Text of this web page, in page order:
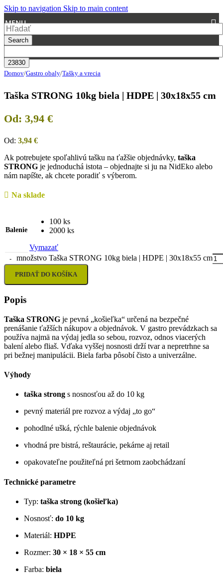
Skip to navigation Skip to main content
MENU
Search
Domov/Gastro obaly/Tašky a vrecia
Taška STRONG 10kg biela | HDPE | 30x18x55 cm
Od: 3,94 €
Od: 3,94 €
Ak potrebujete spoľahlivú tašku na ťažšie objednávky, taška
STRONG je jednoduchá istota – objednajte si ju na NidEko alebo
nám napíšte, ak chcete poradiť s výberom.
Na sklade
Balenie
100 ks
2000 ks
Vymazať
množstvo Taška STRONG 10kg biela | HDPE | 30x18x55 cm
PRIDAŤ DO KOŠÍKA
Popis
Taška STRONG je pevná „košieľka“ určená na bezpečné
prenášanie ťažších nákupov a objednávok. V gastro prevádzkach sa
používa najmä na výdaj jedla so sebou, rozvoz, odnos viacerých
balení alebo fliaš. Vďaka vyššej nosnosti drží tvar a nepretrhne sa
pri bežnej manipulácii. Biela farba pôsobí čisto a univerzálne.
Výhody
taška strong s nosnosťou až do 10 kg
pevný materiál pre rozvoz a výdaj „to go“
pohodlné ušká, rýchle balenie objednávok
vhodná pre bistrá, reštaurácie, pekárne aj retail
opakovateľne použiteľná pri šetrnom zaobchádzaní
Technické parametre
Typ: taška strong (košieľka)
Nosnosť: do 10 kg
Materiál: HDPE
Rozmer: 30 × 18 × 55 cm
Farba: biela